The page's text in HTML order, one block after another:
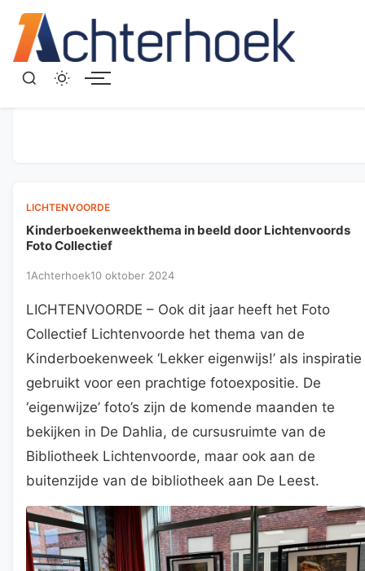
LICHTENVOORDE
Kinderboekenweekthema in beeld door Lichtenvoords
Foto Collectief
1Achterhoek10 oktober 2024
LICHTENVOORDE – Ook dit jaar heeft het Foto
Collectief Lichtenvoorde het thema van de
Kinderboekenweek ‘Lekker eigenwijs!’ als inspiratie
gebruikt voor een prachtige fotoexpositie. De
‘eigenwijze’ foto’s zijn de komende maanden te
bekijken in De Dahlia, de cursusruimte van de
Bibliotheek Lichtenvoorde, maar ook aan de
buitenzijde van de bibliotheek aan De Leest.